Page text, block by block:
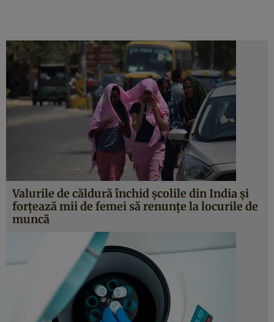
Valurile de căldură închid școlile din India și
forțează mii de femei să renunțe la locurile de
muncă